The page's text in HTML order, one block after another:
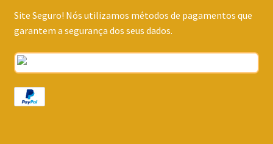
Site Seguro! Nós utilizamos métodos de pagamentos que
garantem a segurança dos seus dados.